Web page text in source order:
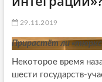
29.11.2019
Прирастёт ли
Некоторое время
шести государств-